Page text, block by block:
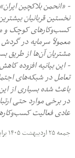
- «انحمن بلاکچین
نخستین قربانیان
کسب‌وکارهای کوچک و
معمولاً سرمایه در
مشتریان آن‌ها از طریق
- این بیانیه افزوده
تعامل در شبکه‌های
باعث شده بسیاری از
در برخی موارد حتی
عادی فعالیت
جمعه ۲۵ اردیبهشت ۱۴۰۵ برابر با ۱۵ مه ۲۰۲۶